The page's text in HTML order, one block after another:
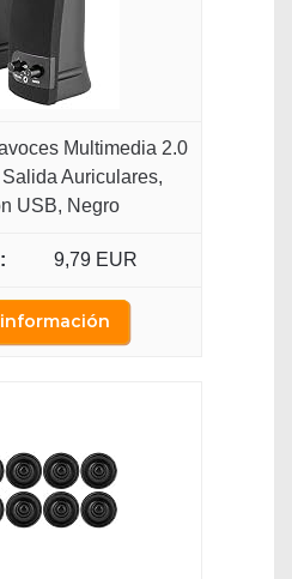
Multimedia 2.0
Auriculares,
USB, Negro
9,79 EUR
información